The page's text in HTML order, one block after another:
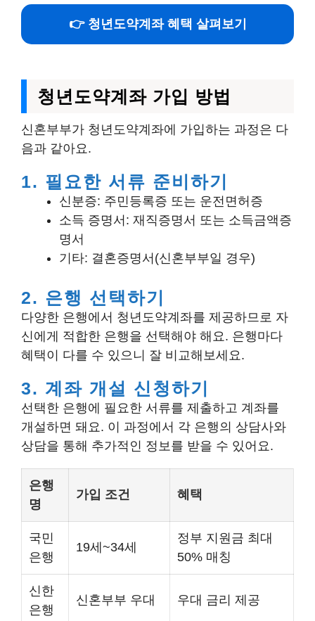
👉 청년도약계좌 혜택 살펴보기
청년도약계좌 가입 방법
신혼부부가 청년도약계좌에 가입하는 과정은 다
음과 같아요.
1. 필요한 서류 준비하기
신분증: 주민등록증 또는 운전면허증
소득 증명서: 재직증명서 또는 소득금액증
명서
기타: 결혼증명서(신혼부부일 경우)
2. 은행 선택하기
다양한 은행에서 청년도약계좌를 제공하므로 자
신에게 적합한 은행을 선택해야 해요. 은행마다
혜택이 다를 수 있으니 잘 비교해보세요.
3. 계좌 개설 신청하기
선택한 은행에 필요한 서류를 제출하고 계좌를
개설하면 돼요. 이 과정에서 각 은행의 상담사와
상담을 통해 추가적인 정보를 받을 수 있어요.
은행
명
가입 조건 혜택
국민
은행
19세~34세
정부 지원금 최대
50% 매칭
신한
은행
신혼부부 우대 우대 금리 제공